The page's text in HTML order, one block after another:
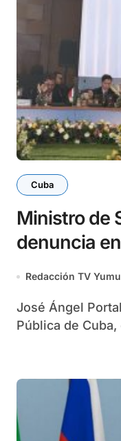
Cuba
Ministro de
denuncia
bloqueo
Redacción TV
José Ángel Portal Miranda, ministro de Salud
Pública de